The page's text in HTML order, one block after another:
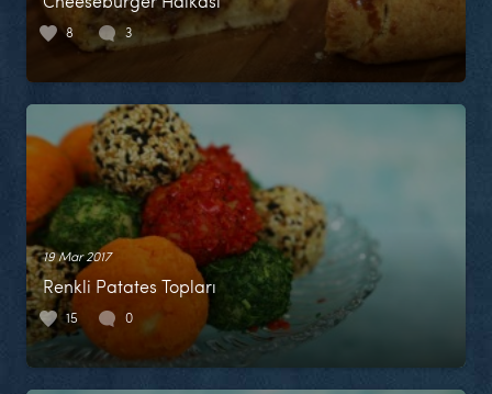
8 3
19 Mar 2017
Renkli Patates Topları
15 0